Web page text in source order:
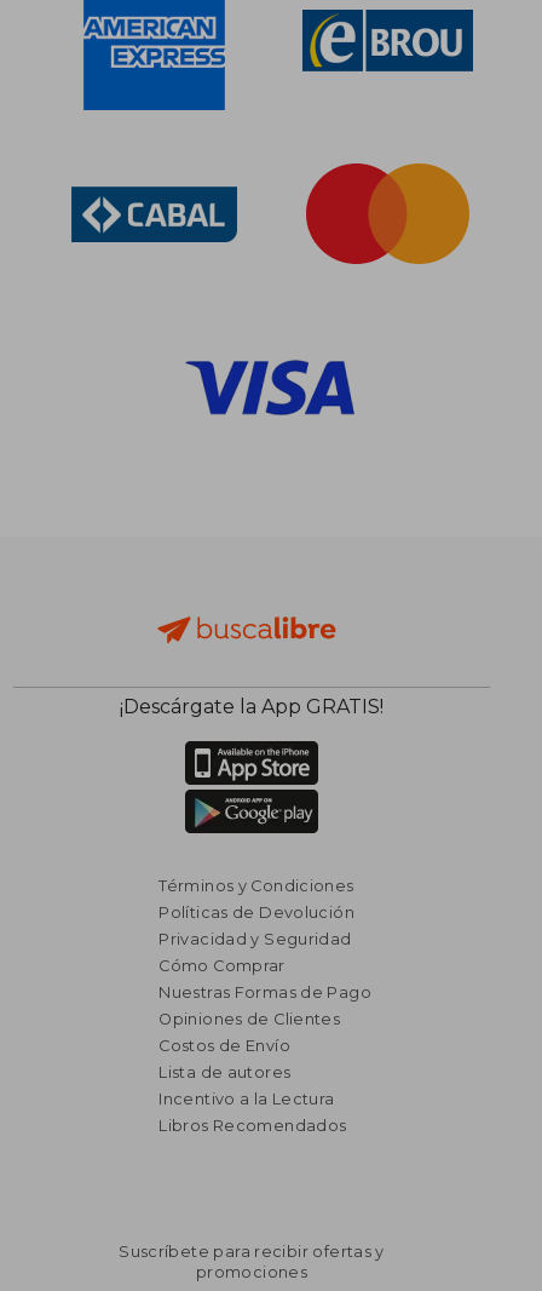
¡Descárgate la App GRATIS!
Términos y Condiciones
Políticas de Devolución
Privacidad y Seguridad
Cómo Comprar
Nuestras Formas de Pago
Opiniones de Clientes
Costos de Envío
Lista de autores
Incentivo a la Lectura
Libros Recomendados
Suscríbete para recibir ofertas y
promociones